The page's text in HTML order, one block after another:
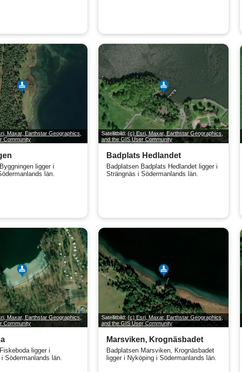
Maxar, Earthstar Geographics,
Community
ligger i
län.
Satellitbild: (c) Esri, Maxar, Earthstar Geographics,
and the GIS User Community
Badplats Hedlandet
Badplatsen Badplats Hedlandet ligger i
Strängnäs i Södermanlands län.
Maxar, Earthstar Geographics,
Community
ligger i
i Södermanlands län.
Satellitbild:(c) Esri, Maxar, Earthstar Geographics,
and the GIS User Community
Marsviken, Krognäsbadet
Badplatsen Marsviken, Krognäsbadet
ligger i Nyköping i Södermanlands län.